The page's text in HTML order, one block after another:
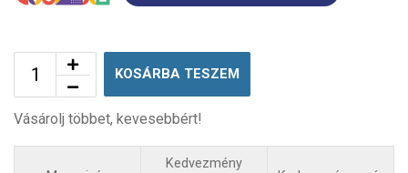
KOSÁRBA TESZEM
Vásárolj többet, kevesebbért!
Kedvezmény